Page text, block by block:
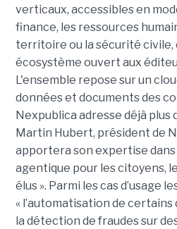
verticaux, accessibles en
finance, les ressources
territoire ou la sécurité civile,
écosystème ouvert aux
L'ensemble repose sur un
données et documents des
Nexpublica adresse déjà plus
Martin Hubert, président de
apportera son expertise dans
agentique pour les citoyens,
élus ». Parmi les cas d’usage
« l’automatisation de
la détection de fraudes sur